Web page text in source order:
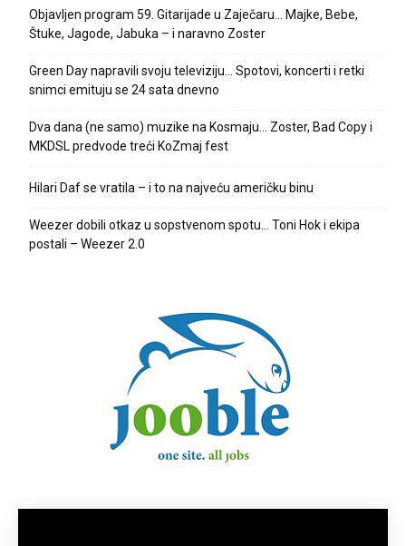
Objavljen program 59. Gitarijade u Zaječaru… Majke, Bebe,
Štuke, Jagode, Jabuka – i naravno Zoster
Green Day napravili svoju televiziju… Spotovi, koncerti i retki
snimci emituju se 24 sata dnevno
Dva dana (ne samo) muzike na Kosmaju… Zoster, Bad Copy i
MKDSL predvode treći KoZmaj fest
Hilari Daf se vratila – i to na najveću američku binu
Weezer dobili otkaz u sopstvenom spotu… Toni Hok i ekipa
postali – Weezer 2.0